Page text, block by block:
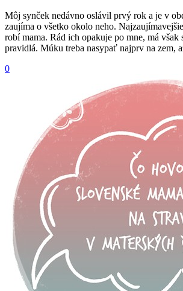
Môj synček nedávno oslávil prvý rok a je v
zaujíma o všetko okolo neho.
robí mama. Rád ich opakuje po mne, má však
pravidlá. Múku treba nasypať najprv na zem,
0